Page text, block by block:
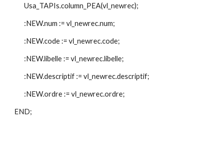
Usa_TAPIs.column_PEA(vl_newrec);
:NEW.num := vl_newrec.num;
:NEW.code := vl_newrec.code;
:NEW.libelle := vl_newrec.libelle;
:NEW.descriptif := vl_newrec.descriptif;
:NEW.ordre := vl_newrec.ordre;
END;